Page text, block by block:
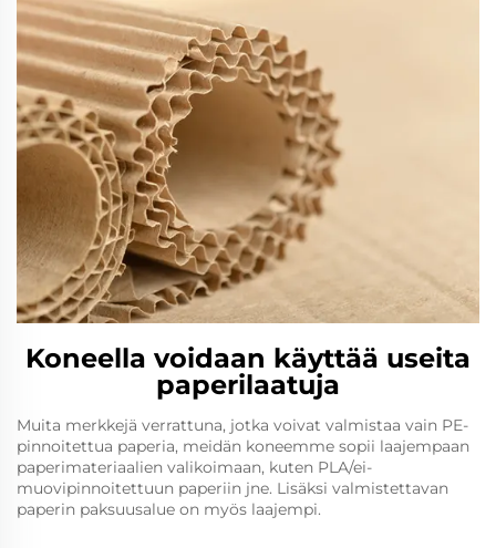
Koneella voidaan käyttää useita
paperilaatuja
Muita merkkejä verrattuna, jotka voivat valmistaa vain PE-
pinnoitettua paperia, meidän koneemme sopii laajempaan
paperimateriaalien valikoimaan, kuten PLA/ei-
muovipinnoitettuun paperiin jne. Lisäksi valmistettavan
paperin paksuusalue on myös laajempi.